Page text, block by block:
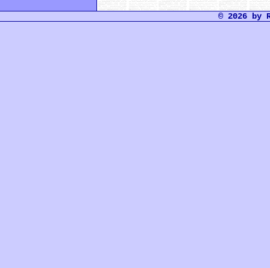
© 2026 by